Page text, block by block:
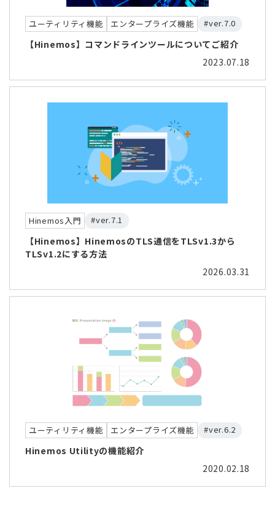
ユーティリティ機能 エンタープライズ機能 #ver.7.0
【Hinemos】コマンドラインツールについてご紹介
2023.07.18
Hinemos入門 #ver.7.1
【Hinemos】HinemosのTLS通信をTLSv1.3から
TLSv1.2にする方法
2026.03.31
ユーティリティ機能 エンタープライズ機能 #ver.6.2
Hinemos Utilityの機能紹介
2020.02.18